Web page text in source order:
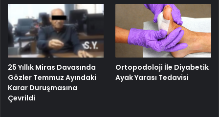
25 Yıllık Miras Davasında
Gözler Temmuz Ayındaki
Karar Duruşmasına
Çevrildi
Ortopodoloji İle Diyabetik
Ayak Yarası Tedavisi